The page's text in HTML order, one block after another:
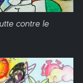
contre le